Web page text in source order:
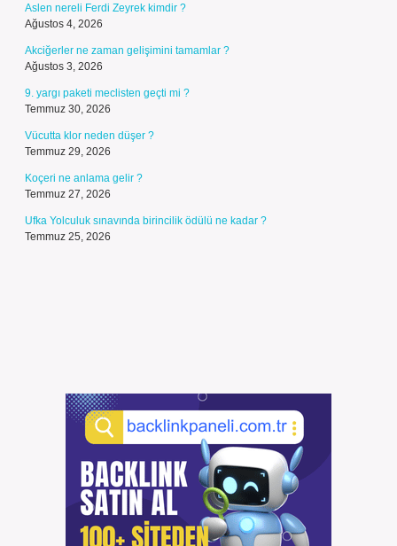
Aslen nereli Ferdi Zeyrek kimdir ?
Ağustos 4, 2026
Akciğerler ne zaman gelişimini tamamlar ?
Ağustos 3, 2026
9. yargı paketi meclisten geçti mi ?
Temmuz 30, 2026
Vücutta klor neden düşer ?
Temmuz 29, 2026
Koçeri ne anlama gelir ?
Temmuz 27, 2026
Ufka Yolculuk sınavında birincilik ödülü ne kadar ?
Temmuz 25, 2026